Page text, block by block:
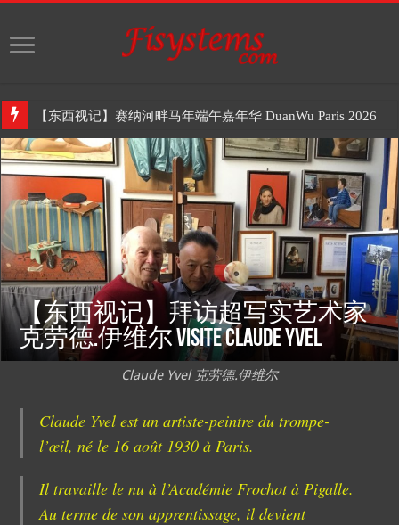
【东西视记】赛纳河畔马年端午嘉年华 DuanWu Paris 2026
【东西视记】拜访超写实艺术家
克劳德.伊维尔 Visite Claude Yvel
Claude Yvel 克劳德.伊维尔
Claude Yvel est un artiste-peintre du trompe-
l’œil, né le 16 août 1930 à Paris.
Il travaille le nu à l’Académie Frochot à Pigalle.
Au terme de son apprentissage, il devient